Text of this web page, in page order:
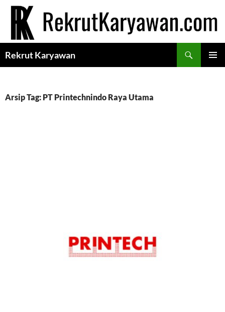
Langsung
Rekrut Karyawan
Arsip Tag: PT Printechnindo Raya Utama